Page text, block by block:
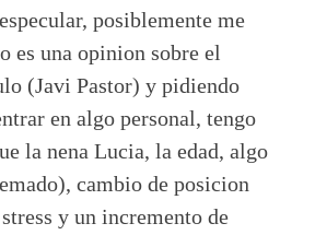
posiblemente me
es una opinion sobre el
(Javi Pastor) y pidiendo
en algo personal, tengo
la nena Lucia, la edad, algo
cambio de posicion
y un incremento de